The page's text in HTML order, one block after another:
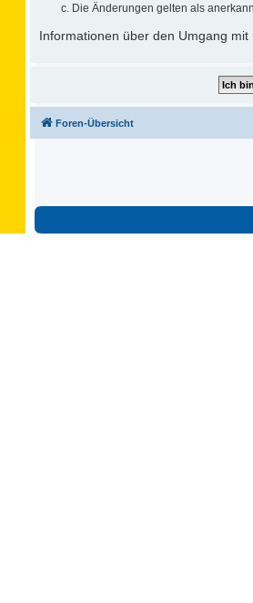
Die Änderungen gelten als
Informationen über den Umgang
Foren-Übersicht